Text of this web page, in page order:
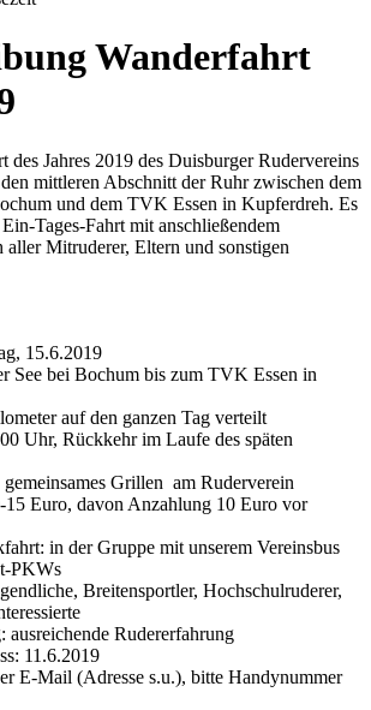
Wanderfahrt
des Jahres 2019 des Duisburger Rudervereins
mittleren Abschnitt der Ruhr zwischen dem
und dem TVK Essen in Kupferdreh. Es
Tages-Fahrt mit anschließendem
aller Mitruderer, Eltern und sonstigen
15.6.2019
See bei Bochum bis zum TVK Essen in
auf den ganzen Tag verteilt
Uhr, Rückkehr im Laufe des späten
Grillen am Ruderverein
15 Euro, davon Anzahlung 10 Euro vor
in der Gruppe mit unserem Vereinsbus
PKWs
Breitensportler, Hochschulruderer,
ausreichende Rudererfahrung
11.6.2019
E-Mail (Adresse s.u.), bitte Handynummer